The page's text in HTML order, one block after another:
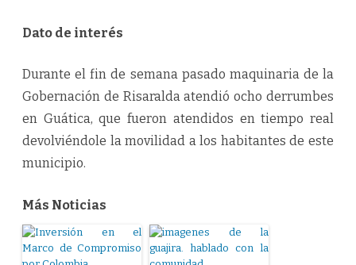
Dato de interés
Durante el fin de semana pasado maquinaria de la
Gobernación de Risaralda atendió ocho derrumbes
en Guática, que fueron atendidos en tiempo real
devolviéndole la movilidad a los habitantes de este
municipio.
Más Noticias